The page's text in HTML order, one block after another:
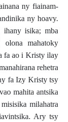
ny fiainam-
ny hoavy.
ihany isika; mba
olona mahatoky
fa ao i Kristy ilay
rehetra
fa Izy Kristy tsy
mahita antsika
milahatra
Ary tsy